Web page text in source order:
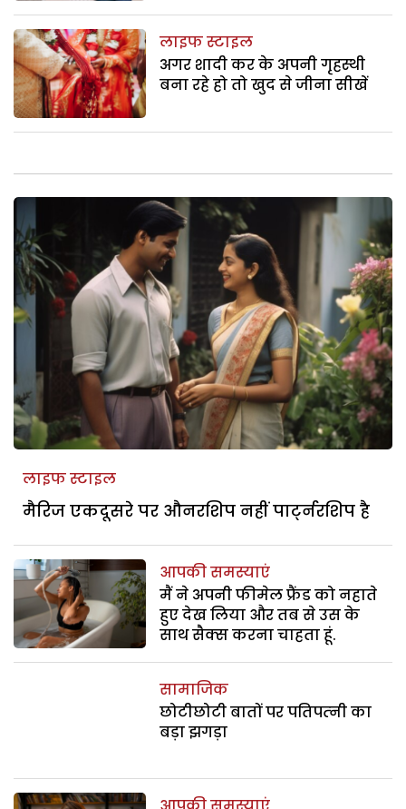
लाइफ स्टाइल
अगर शादी कर के अपनी गृहस्थी
बना रहे हो तो खुद से जीना सीखें
लाइफ स्टाइल
मैरिज एकदूसरे पर औनरशिप नहीं पार्ट्नरशिप है
आपकी समस्याएं
मैं ने अपनी फीमेल फ्रैंड को नहाते
हुए देख लिया और तब से उस के
साथ सैक्स करना चाहता हूं.
सामाजिक
छोटीछोटी बातों प‍र पतिपत्‍नी का
बड़ा झगड़ा